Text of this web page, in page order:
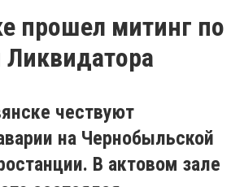
прошел митинг по
чествуют
на Чернобыльской
В актовом зале